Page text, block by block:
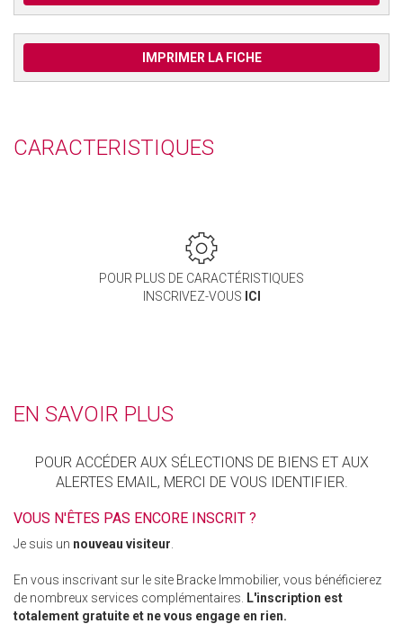
IMPRIMER LA FICHE
CARACTERISTIQUES
POUR PLUS DE CARACTÉRISTIQUES
INSCRIVEZ-VOUS ICI
EN SAVOIR PLUS
POUR ACCÉDER AUX SÉLECTIONS DE BIENS ET AUX
ALERTES EMAIL, MERCI DE VOUS IDENTIFIER.
VOUS N'ÊTES PAS ENCORE INSCRIT ?
Je suis un nouveau visiteur.
En vous inscrivant sur le site Bracke Immobilier, vous bénéficierez
de nombreux services complémentaires. L'inscription est
totalement gratuite et ne vous engage en rien.